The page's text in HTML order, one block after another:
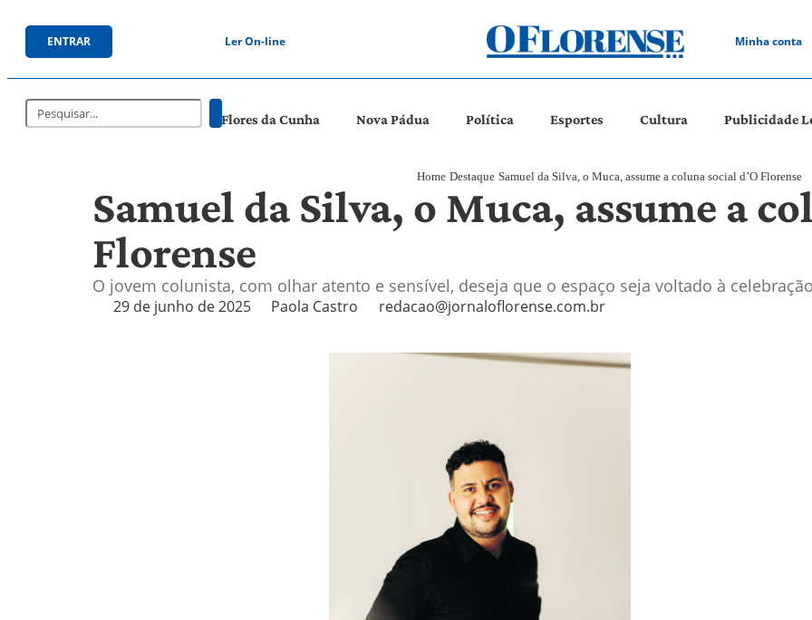
ENTRAR Ler On-line Minha conta
Flores da Cunha Nova Pádua Política Esportes Cultura Publicidade
Home Destaque Samuel da Silva, o Muca, assume a coluna social d’O Florense
Samuel da Silva, o Muca, assume a
Florense
O jovem colunista, com olhar atento e sensível, deseja que o espaço seja voltado à
29 de junho de 2025 Paola Castro redacao@jornaloflorense.com.br